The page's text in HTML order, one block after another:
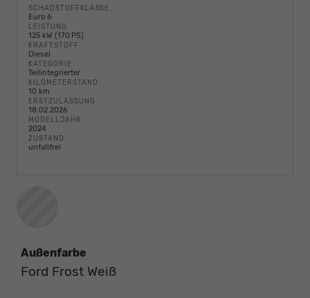
SCHADSTOFFKLASSE
Euro 6
LEISTUNG
125 kW (170 PS)
KRAFTSTOFF
Diesel
KATEGORIE
Teilintegrierter
KILOMETERSTAND
10 km
ERSTZULASSUNG
18.02.2026
MODELLJAHR
2024
ZUSTAND
unfallfrei
Außenfarbe
Ford Frost Weiß